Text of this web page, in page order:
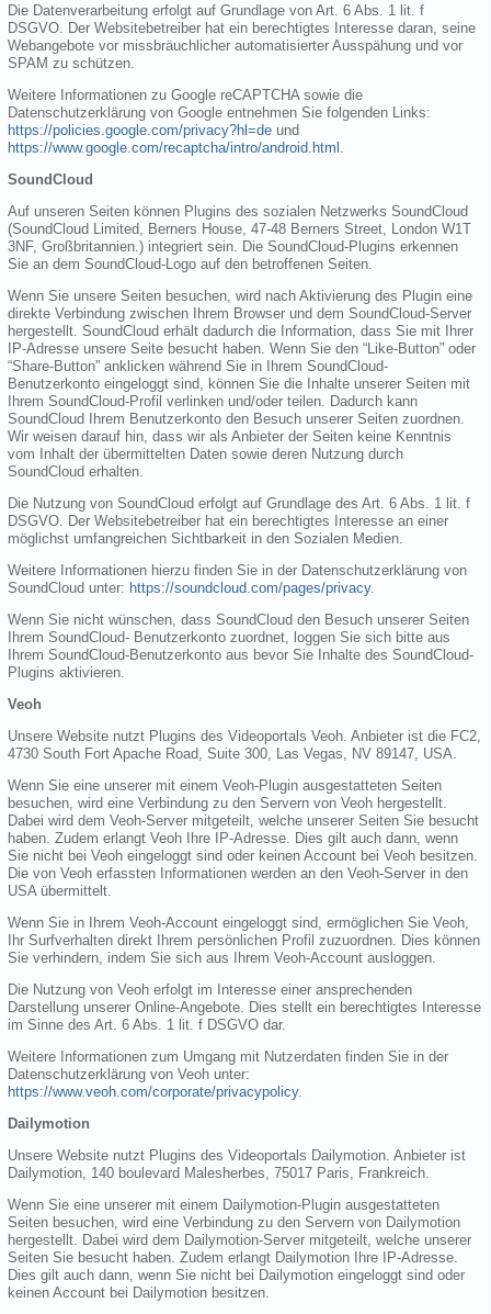
Die Datenverarbeitung erfolgt auf Grundlage von Art. 6 Abs. 1 lit. f
DSGVO. Der Websitebetreiber hat ein berechtigtes Interesse daran, seine
Webangebote vor missbräuchlicher automatisierter Ausspähung und vor
SPAM zu schützen.
Weitere Informationen zu Google reCAPTCHA sowie die
Datenschutzerklärung von Google entnehmen Sie folgenden Links:
https://policies.google.com/privacy?hl=de und
https://www.google.com/recaptcha/intro/android.html
SoundCloud
Auf unseren Seiten können Plugins des sozialen Netzwerks SoundCloud
(SoundCloud Limited, Berners House, 47-48 Berners Street, London W1T
3NF, Großbritannien.) integriert sein. Die SoundCloud-Plugins erkennen
Sie an dem SoundCloud-Logo auf den betroffenen Seiten.
Wenn Sie unsere Seiten besuchen, wird nach Aktivierung des Plugin eine
direkte Verbindung zwischen Ihrem Browser und dem SoundCloud-Server
hergestellt. SoundCloud erhält dadurch die Information, dass Sie mit Ihrer
IP-Adresse unsere Seite besucht haben. Wenn Sie den “Like-Button” oder
“Share-Button” anklicken während Sie in Ihrem SoundCloud-
Benutzerkonto eingeloggt sind, können Sie die Inhalte unserer Seiten mit
Ihrem SoundCloud-Profil verlinken und/oder teilen. Dadurch kann
SoundCloud Ihrem Benutzerkonto den Besuch unserer Seiten zuordnen.
Wir weisen darauf hin, dass wir als Anbieter der Seiten keine Kenntnis
vom Inhalt der übermittelten Daten sowie deren Nutzung durch
SoundCloud erhalten.
Die Nutzung von SoundCloud erfolgt auf Grundlage des Art. 6 Abs. 1 lit. f
DSGVO. Der Websitebetreiber hat ein berechtigtes Interesse an einer
möglichst umfangreichen Sichtbarkeit in den Sozialen Medien.
Weitere Informationen hierzu finden Sie in der Datenschutzerklärung von
SoundCloud unter: https://soundcloud.com/pages/privacy.
Wenn Sie nicht wünschen, dass SoundCloud den Besuch unserer Seiten
Ihrem SoundCloud- Benutzerkonto zuordnet, loggen Sie sich bitte aus
Ihrem SoundCloud-Benutzerkonto aus bevor Sie Inhalte des SoundCloud-
Plugins aktivieren.
Veoh
Unsere Website nutzt Plugins des Videoportals Veoh. Anbieter ist die FC2,
4730 South Fort Apache Road, Suite 300, Las Vegas, NV 89147, USA.
Wenn Sie eine unserer mit einem Veoh-Plugin ausgestatteten Seiten
besuchen, wird eine Verbindung zu den Servern von Veoh hergestellt.
Dabei wird dem Veoh-Server mitgeteilt, welche unserer Seiten Sie besucht
haben. Zudem erlangt Veoh Ihre IP-Adresse. Dies gilt auch dann, wenn
Sie nicht bei Veoh eingeloggt sind oder keinen Account bei Veoh besitzen.
Die von Veoh erfassten Informationen werden an den Veoh-Server in den
USA übermittelt.
Wenn Sie in Ihrem Veoh-Account eingeloggt sind, ermöglichen Sie Veoh,
Ihr Surfverhalten direkt Ihrem persönlichen Profil zuzuordnen. Dies können
Sie verhindern, indem Sie sich aus Ihrem Veoh-Account ausloggen.
Die Nutzung von Veoh erfolgt im Interesse einer ansprechenden
Darstellung unserer Online-Angebote. Dies stellt ein berechtigtes Interesse
im Sinne des Art. 6 Abs. 1 lit. f DSGVO dar.
Weitere Informationen zum Umgang mit Nutzerdaten finden Sie in der
Datenschutzerklärung von Veoh unter:
https://www.veoh.com/corporate/privacypolicy.
Dailymotion
Unsere Website nutzt Plugins des Videoportals Dailymotion. Anbieter ist
Dailymotion, 140 boulevard Malesherbes, 75017 Paris, Frankreich.
Wenn Sie eine unserer mit einem Dailymotion-Plugin ausgestatteten
Seiten besuchen, wird eine Verbindung zu den Servern von Dailymotion
hergestellt. Dabei wird dem Dailymotion-Server mitgeteilt, welche unserer
Seiten Sie besucht haben. Zudem erlangt Dailymotion Ihre IP-Adresse.
Dies gilt auch dann, wenn Sie nicht bei Dailymotion eingeloggt sind oder
keinen Account bei Dailymotion besitzen.